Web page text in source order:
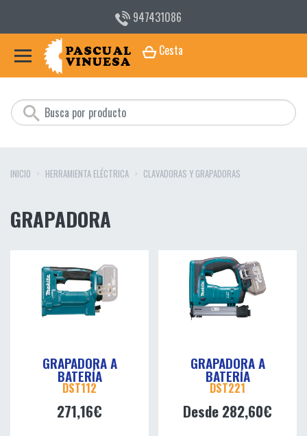
947431086
Cesta
INICIO HERRAMIENTA ELÉCTRICA CLAVADORAS Y GRAPADORAS
GRAPADORA
GRAPADORA A
BATERÍA
DST112
271,16€
GRAPADORA A
BATERÍA
DST221
Desde 282,60€